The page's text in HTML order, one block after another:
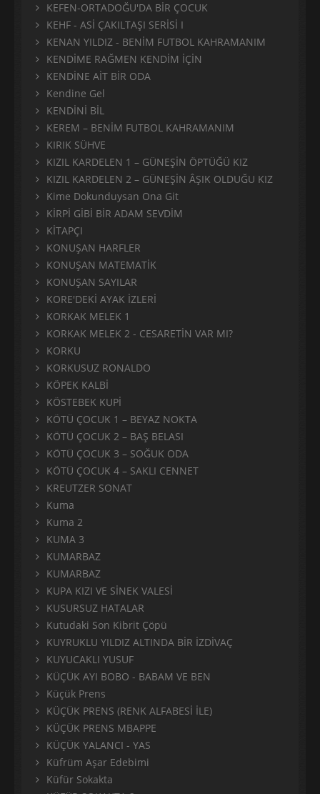
KEFEN-ORTADOĞU'DA BİR ÇOCUK
KEHF - ASİ ÇAKILTAŞI SERİSİ I
KENAN YILDIZ - BENİM FUTBOL KAHRAMANIM
KENDİME RAĞMEN KENDİM İÇİN
KENDİNE AİT BİR ODA
Kendine Gel
KENDİNİ BİL
KEREM – BENİM FUTBOL KAHRAMANIM
KIRIK SÜHVE
KIZIL KARDELEN 1 – GÜNEŞİN ÖPTÜĞÜ KIZ
KIZIL KARDELEN 2 – GÜNEŞİN ÂŞIK OLDUĞU KIZ
Kime Dokunduysan Ona Git
KİRPİ GİBİ BİR ADAM SEVDİM
KİTAPÇI
KONUŞAN HARFLER
KONUŞAN MATEMATİK
KONUŞAN SAYILAR
KORE'DEKİ AYAK İZLERİ
KORKAK MELEK 1
KORKAK MELEK 2 - CESARETİN VAR MI?
KORKU
KORKUSUZ RONALDO
KÖPEK KALBİ
KÖSTEBEK KUPİ
KÖTÜ ÇOCUK 1 – BEYAZ NOKTA
KÖTÜ ÇOCUK 2 – BAŞ BELASI
KÖTÜ ÇOCUK 3 – SOĞUK ODA
KÖTÜ ÇOCUK 4 – SAKLI CENNET
KREUTZER SONAT
Kuma
Kuma 2
KUMA 3
KUMARBAZ
KUMARBAZ
KUPA KIZI VE SİNEK VALESİ
KUSURSUZ HATALAR
Kutudaki Son Kibrit Çöpü
KUYRUKLU YILDIZ ALTINDA BİR İZDİVAÇ
KUYUCAKLI YUSUF
KÜÇÜK AYI BOBO - BABAM VE BEN
Küçük Prens
KÜÇÜK PRENS (RENK ALFABESİ İLE)
KÜÇÜK PRENS MBAPPE
KÜÇÜK YALANCI - YAS
Küfrüm Aşar Edebimi
Küfür Sokakta